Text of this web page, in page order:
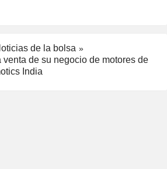
de la bolsa
de su negocio de motores de
India